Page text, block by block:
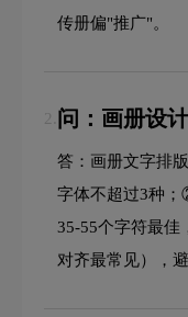
传册偏"推广"。
2. 问：画册设
答：画册文字排
字体不超过3种
35-55个字符最
对齐最常见），